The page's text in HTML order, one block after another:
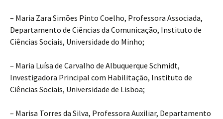
– Maria Zara Simões Pinto Coelho, Professora Associada,
Departamento de Ciências da Comunicação, Instituto de
Ciências Sociais, Universidade do Minho;
– Maria Luísa de Carvalho de Albuquerque Schmidt,
Investigadora Principal com Habilitação, Instituto de
Ciências Sociais, Universidade de Lisboa;
– Marisa Torres da Silva, Professora Auxiliar, Departamento